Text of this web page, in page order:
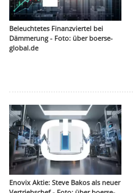
Beleuchtetes Finanzviertel bei
Dämmerung - Foto: über boerse-
global.de
Enovix Aktie: Steve Bakos als neuer